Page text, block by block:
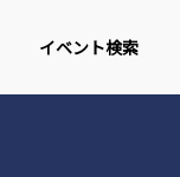
イベント検索